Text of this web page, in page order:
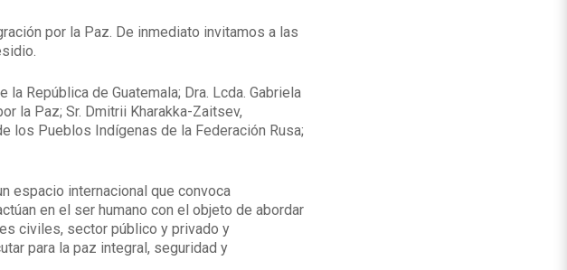
por la Paz. De inmediato invitamos a las
República de Guatemala; Dra. Lcda. Gabriela
la Paz; Sr. Dmitrii Kharakka-Zaitsev,
los Pueblos Indígenas de la Federación Rusa;
espacio internacional que convoca
en el ser humano con el objeto de abordar
civiles, sector público y privado y
para la paz integral, seguridad y